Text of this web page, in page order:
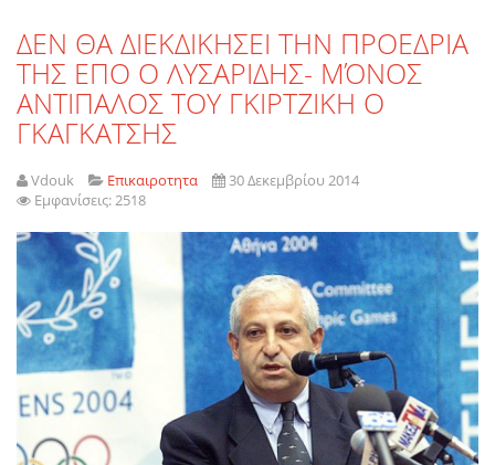
ΔΕΝ ΘΑ ΔΙΕΚΔΙΚΗΣΕΙ ΤΗΝ ΠΡΟΕΔΡΙΑ
ΤΗΣ ΕΠΟ Ο ΛΥΣΑΡΙΔΗΣ- ΜΌΝΟΣ
ΑΝΤΙΠΑΛΟΣ ΤΟΥ ΓΚΙΡΤΖΙΚΗ Ο
ΓΚΑΓΚΑΤΣΗΣ
Vdouk Επικαιροτητα
30 Δεκεμβρίου 2014
Εμφανίσεις: 2518